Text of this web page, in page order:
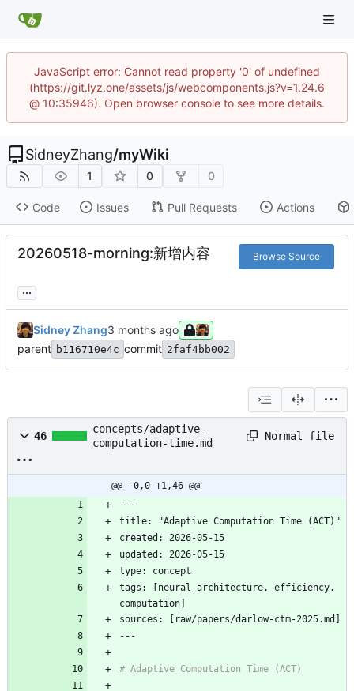
JavaScript error: Cannot read property '0' of undefined
(https://git.lyz.one/assets/js/webcomponents.js?v=1.24.6
@ 10:35946). Open browser console to see more details.
SidneyZhang/myWiki
1 0 0
Code Issues Pull Requests Actions
20260518-morning:新增内容 Browse Source
...
Sidney Zhang
parent b116710e4c commit 2faf4bb002
46
concepts/adaptive-
computation-time.md
Normal file
@@ -0,0 +1,46 @@
---
title: "Adaptive Computation Time (ACT)"
created: 2026-05-15
updated: 2026-05-15
type: concept
tags: [neural-architecture, efficiency,
computation]
sources: [raw/papers/darlow-ctm-2025.md]
---
# Adaptive Computation Time (ACT)